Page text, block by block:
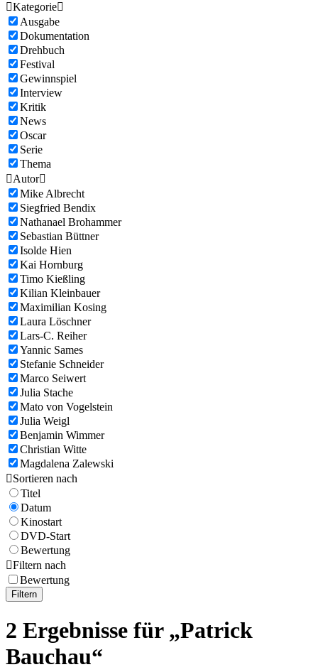
Kategorie
Ausgabe
Dokumentation
Drehbuch
Festival
Gewinnspiel
Interview
Kritik
News
Oscar
Serie
Thema
Autor
Mike Albrecht
Siegfried Bendix
Nathanael Brohammer
Sebastian Büttner
Isolde Hien
Kai Hornburg
Timo Kießling
Kilian Kleinbauer
Maximilian Kosing
Laura Löschner
Lars-C. Reiher
Yannic Sames
Stefanie Schneider
Marco Seiwert
Julia Stache
Mato von Vogelstein
Julia Weigl
Benjamin Wimmer
Christian Witte
Magdalena Zalewski
Sortieren nach
Titel
Datum
Kinostart
DVD-Start
Bewertung
Filtern nach
Bewertung
Filtern
2 Ergebnisse für „Patrick
Bauchau“